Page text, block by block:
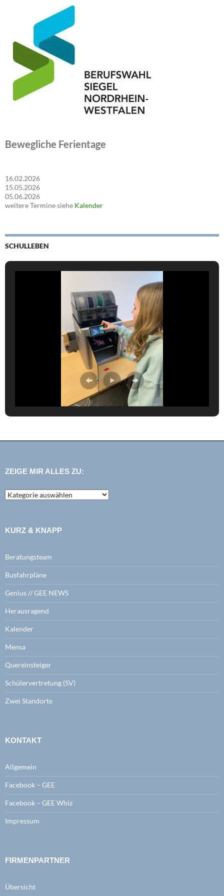
Bewegliche Ferientage
16.02.2026
15.05.2026
05.06.2026
weitere Termine siehe Kalender
SCHULLEBEN
ZEIGE MIR ALLES ZU:
zeige
mir
KURZ & KNAPP
Beratungsteam
Busfahrpläne
Genius // GEE NEWS
Herausragend
Kalender
Mensa
Quereinsteiger
Schülervertretung (SV)
Zwei Standorte
KONTAKT
Allgemein
Facebook – GEE
Facebook – GEE Whiz
Impressum
FIRMENPARTNER
Übersicht